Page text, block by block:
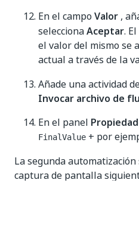
En el campo Valor ,
seleccionaAceptar.
el valor del mismo se
actual a través de la
Añade una actividad
Invocar archivo de
En el panel
FinalValue + por
La segunda
captura de pantalla